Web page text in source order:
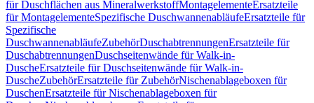
für Duschflächen aus MineralwerkstoffMontagelementeErsatzteile
für MontagelementeSpezifische DuschwannenabläufeErsatzteile für
Spezifische
DuschwannenabläufeZubehörDuschabtrennungenErsatzteile für
DuschabtrennungenDuschseitenwände für Walk-in-
DuscheErsatzteile für Duschseitenwände für Walk-in-
DuscheZubehörErsatzteile für ZubehörNischenablageboxen für
DuschenErsatzteile für Nischenablageboxen für